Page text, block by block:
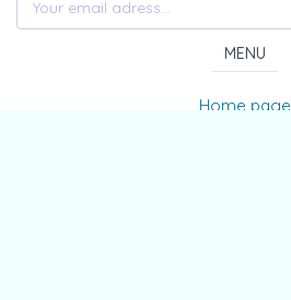
MENU
Home page